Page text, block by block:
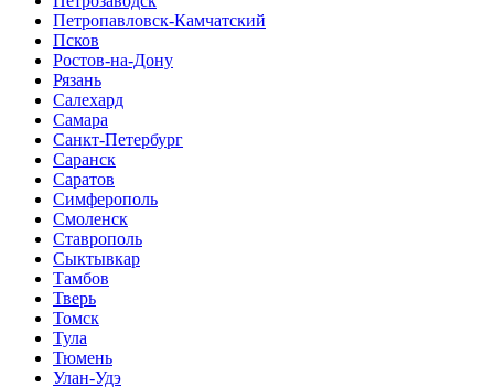
Петропавловск-Камчатский
Псков
Ростов-на-Дону
Рязань
Салехард
Самара
Санкт-Петербург
Саранск
Саратов
Симферополь
Смоленск
Ставрополь
Сыктывкар
Тамбов
Тверь
Томск
Тула
Тюмень
Улан-Удэ